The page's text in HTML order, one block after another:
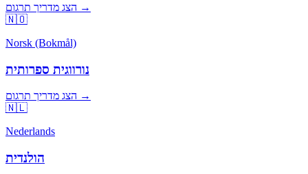
הצג מדריך תרגום →
🇳🇴
Norsk (Bokmål)
נורווגית ספרותית
הצג מדריך תרגום →
🇳🇱
Nederlands
הולנדית